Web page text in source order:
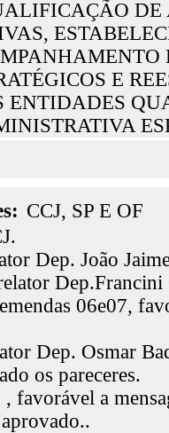
E
ENTIDADES
CCJ, SP E OF
Dep. João
06e07,
Dep. Osmar
os pareceres.
favorável a